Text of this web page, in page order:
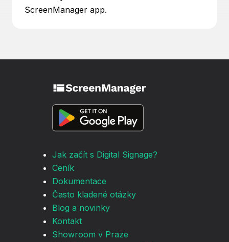
ScreenManager app.
Jak začít s Digital Signage?
Ceník
Dokumentace
Často kladené otázky
Blog a novinky
Kontakt
Showroom v Praze